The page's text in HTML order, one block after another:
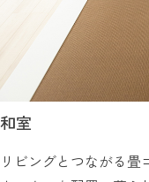
和室
リビングとつながる